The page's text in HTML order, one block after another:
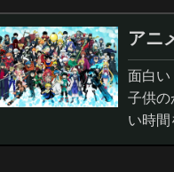
アニ
面白い
子供の
い時間